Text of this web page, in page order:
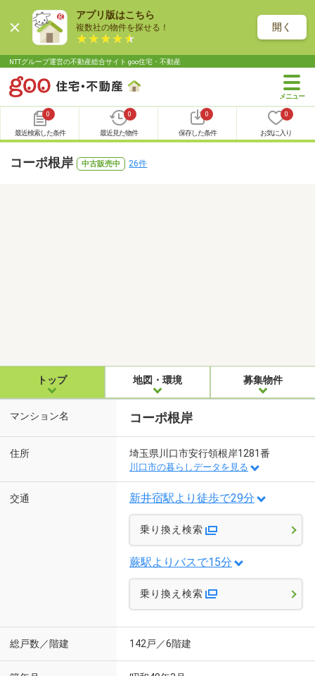
アプリ版はこちら
複数社の物件を探せる！ 開く
NTTグループ運営の不動産総合サイト goo住宅・不動産
0
最近検索した条件
0
最近見た物件
0
保存した条件
0
お気に入り
コーポ根岸 中古販売中 26件
トップ 地図・環境 募集物件
マンション名 コーポ根岸
住所 埼玉県川口市安行領根岸1281番
川口市の暮らしデータを見る
交通 新井宿駅より徒歩で29分
乗り換え検索
蕨駅よりバスで15分
乗り換え検索
総戸数／階建 142戸／6階建